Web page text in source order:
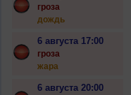
гроза
дождь
6 августа 17:00
гроза
жара
6 августа 20:00